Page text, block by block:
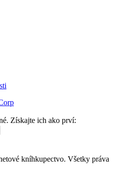
Získajte ich ako prví:
kníhkupectvo. Všetky práva